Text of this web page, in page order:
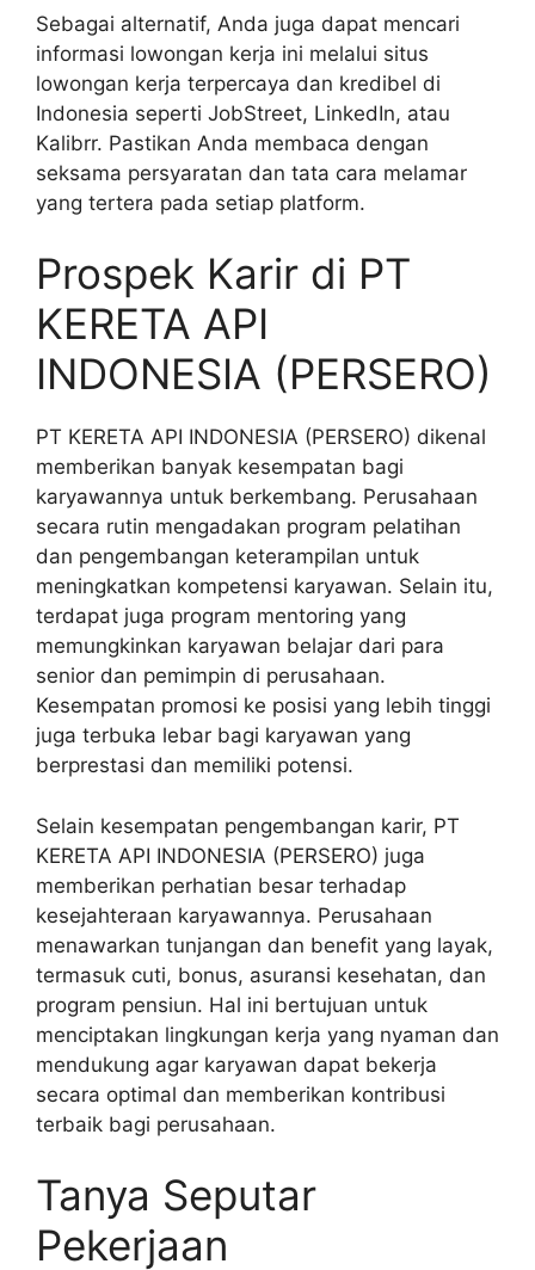
Sebagai alternatif, Anda juga dapat mencari
informasi lowongan kerja ini melalui situs
lowongan kerja terpercaya dan kredibel di
Indonesia seperti JobStreet, LinkedIn, atau
Kalibrr. Pastikan Anda membaca dengan
seksama persyaratan dan tata cara melamar
yang tertera pada setiap platform.
Prospek Karir di PT
KERETA API
INDONESIA (PERSERO)
PT KERETA API INDONESIA (PERSERO) dikenal
memberikan banyak kesempatan bagi
karyawannya untuk berkembang. Perusahaan
secara rutin mengadakan program pelatihan
dan pengembangan keterampilan untuk
meningkatkan kompetensi karyawan. Selain itu,
terdapat juga program mentoring yang
memungkinkan karyawan belajar dari para
senior dan pemimpin di perusahaan.
Kesempatan promosi ke posisi yang lebih tinggi
juga terbuka lebar bagi karyawan yang
berprestasi dan memiliki potensi.
Selain kesempatan pengembangan karir, PT
KERETA API INDONESIA (PERSERO) juga
memberikan perhatian besar terhadap
kesejahteraan karyawannya. Perusahaan
menawarkan tunjangan dan benefit yang layak,
termasuk cuti, bonus, asuransi kesehatan, dan
program pensiun. Hal ini bertujuan untuk
menciptakan lingkungan kerja yang nyaman dan
mendukung agar karyawan dapat bekerja
secara optimal dan memberikan kontribusi
terbaik bagi perusahaan.
Tanya Seputar
Pekerjaan